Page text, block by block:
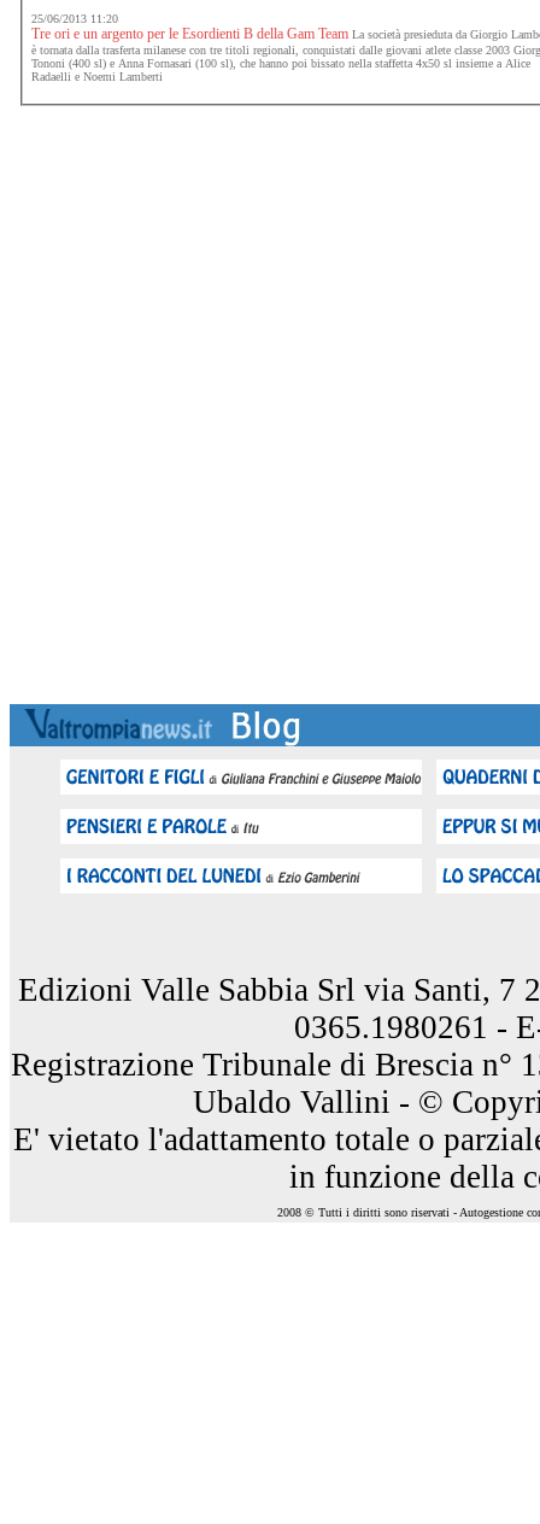
25/06/2013 11:20
Tre ori e un argento per le Esordienti B della Gam Team La società presieduta da Giorgio
è tornata dalla trasferta milanese con tre titoli regionali, conquistati dalle giovani atlete classe 2003
Tononi (400 sl) e Anna Fornasari (100 sl), che hanno poi bissato nella staffetta 4x50 sl insieme a Alice
Radaelli e Noemi Lamberti
Edizioni Valle Sabbia Srl via Santi, 7
0365.1980261 -
Registrazione Tribunale di Brescia n°
Ubaldo Vallini - ©
E' vietato l'adattamento totale o
in funzione della
2008 © Tutti i diritti sono riservati - Autogestione